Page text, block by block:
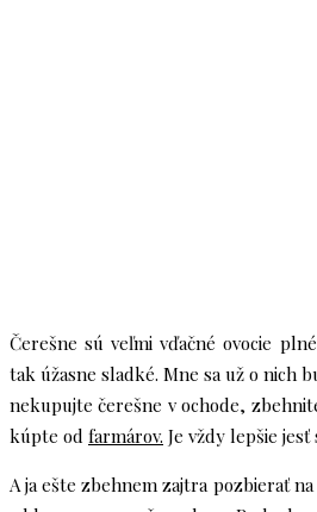
Čerešne sú veľmi vďačné ovocie
tak úžasne sladké. Mne sa už o nich
nekupujte čerešne v ochode,
kúpte od farmárov. Je vždy lepšie
A ja ešte zbehnem zajtra pozbierať